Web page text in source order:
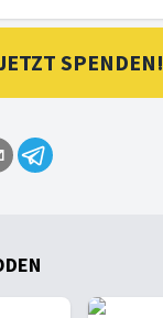
SPENDEN!